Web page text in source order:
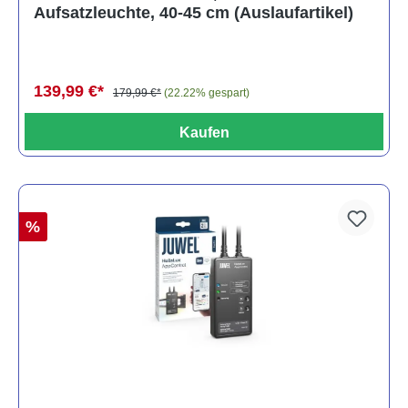
Aufsatzleuchte, 40-45 cm (Auslaufartikel)
139,99 €* 179,99 €* (22.22% gespart)
Kaufen
%